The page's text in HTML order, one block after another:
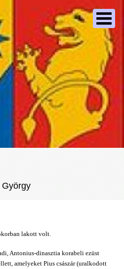
lakott volt.
Antonius-dinasztia korabeli ezüst
amelyeket Pius császár (uralkodott